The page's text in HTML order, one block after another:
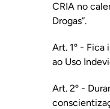
CRIA no
Drogas”.
Art. 1º - Fica
ao Uso
Art. 2º -